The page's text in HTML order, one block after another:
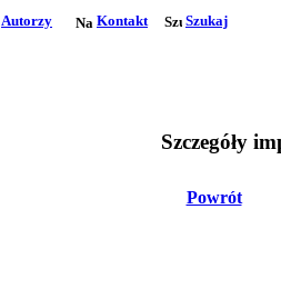
Autorzy Kontakt Szukaj
Szczegóły
Powrót